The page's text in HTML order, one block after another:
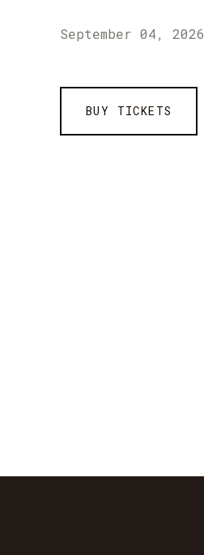
September 04, 2026
BUY TICKETS